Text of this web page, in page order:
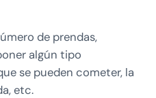
de prendas,
algún tipo
se pueden cometer, la
etc.